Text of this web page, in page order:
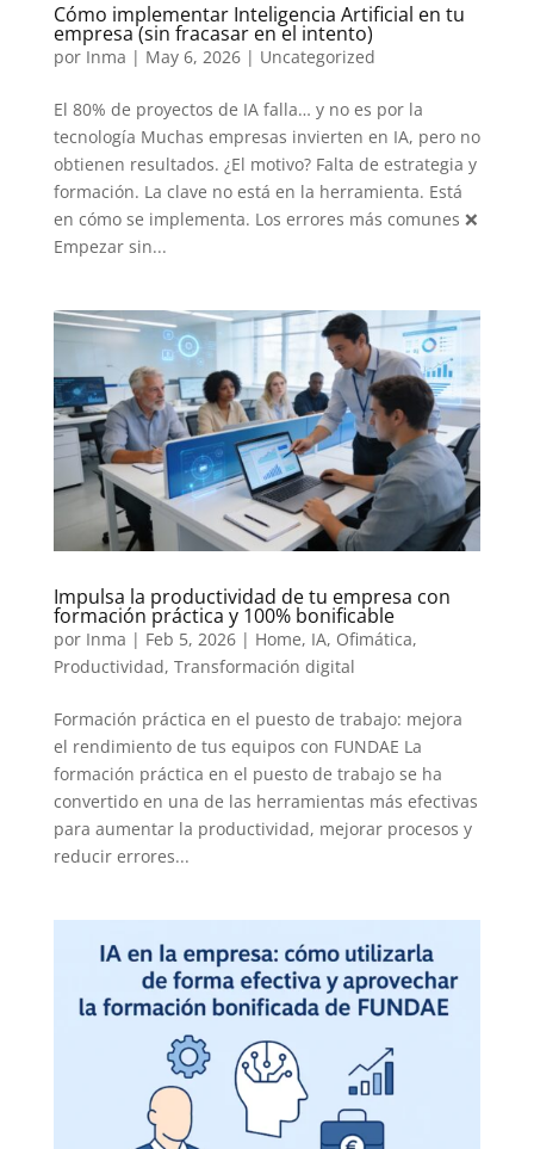
Cómo implementar Inteligencia Artificial en tu
empresa (sin fracasar en el intento)
por Inma | May 6, 2026| Uncategorized
El 80% de proyectos de IA falla… y no es por la
tecnología Muchas empresas invierten en IA, pero no
obtienen resultados. ¿El motivo? Falta de estrategia y
formación. La clave no está en la herramienta. Está
en cómo se implementa. Los errores más comunes ❌
Empezar sin...
Impulsa la productividad de tu empresa con
formación práctica y 100% bonificable
por Inma | Feb 5, 2026| Home, IA, Ofimática,
Productividad, Transformación digital
Formación práctica en el puesto de trabajo: mejora
el rendimiento de tus equipos con FUNDAE La
formación práctica en el puesto de trabajo se ha
convertido en una de las herramientas más efectivas
para aumentar la productividad, mejorar procesos y
reducir errores...